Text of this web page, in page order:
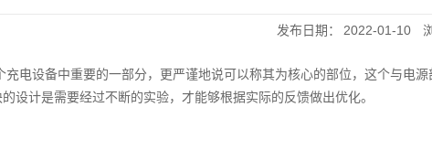
发布日期： 2022-01-10
充电设备中重要的一部分，更严谨地说可以称其为核心的部位，这个与电
设计是需要经过不断的实验，才能够根据实际的反馈做出优化。